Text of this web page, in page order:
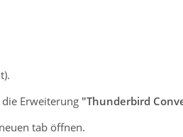
Erweiterung "Thunderbird
tab öffnen.